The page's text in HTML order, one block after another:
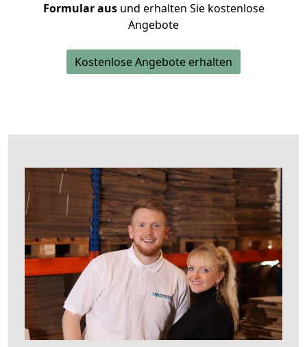
Formular ausund erhalten Sie kostenlose
Angebote
Kostenlose Angebote erhalten